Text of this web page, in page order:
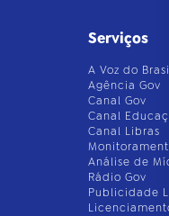
Serviços
A Voz do
Agência Gov
Canal Gov
Canal
Canal Libras
Análise de
Rádio Gov
Publicidade